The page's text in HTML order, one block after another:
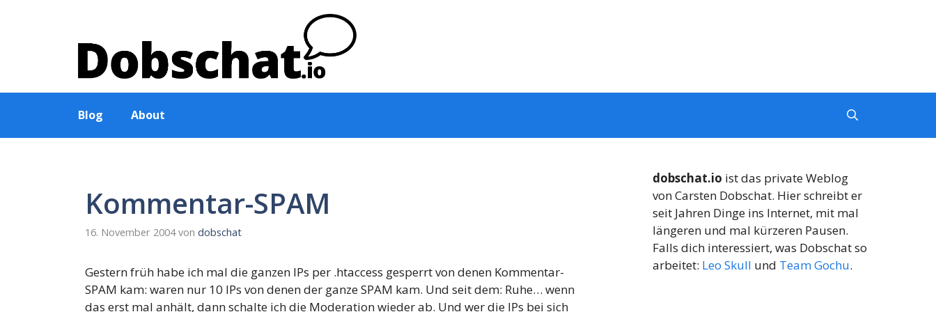
Blog About
Kommentar-SPAM
16. November 2004 von dobschat
Gestern früh habe ich mal die ganzen IPs per .htaccess gesperrt von denen Kommentar-
SPAM kam: waren nur 10 IPs von denen der ganze SPAM kam. Und seit dem: Ruhe… wenn
das erst mal anhält, dann schalte ich die Moderation wieder ab. Und wer die IPs bei sich
dobschat.io ist das private Weblog
von Carsten Dobschat. Hier schreibt er
seit Jahren Dinge ins Internet, mit mal
längeren und mal kürzeren Pausen.
Falls dich interessiert, was Dobschat so
arbeitet: Leo Skull und Team Gochu.